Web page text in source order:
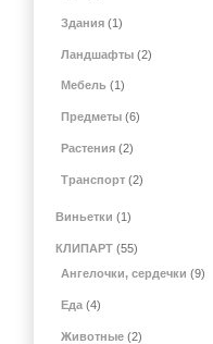
Здания (1)
Ландшафты (2)
Мебель (1)
Предметы (6)
Растения (2)
Транспорт (2)
Виньетки (1)
КЛИПАРТ(55)
Ангелочки, сердечки (9)
Еда (4)
Животные (2)